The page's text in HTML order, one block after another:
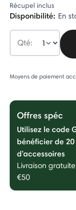
Récupel inclus
Disponibilité: En
Qté:
Moyens de paiement
Offres spéc
Utilisez le code
bénéficier de
d'accessoires
Livraison
€50